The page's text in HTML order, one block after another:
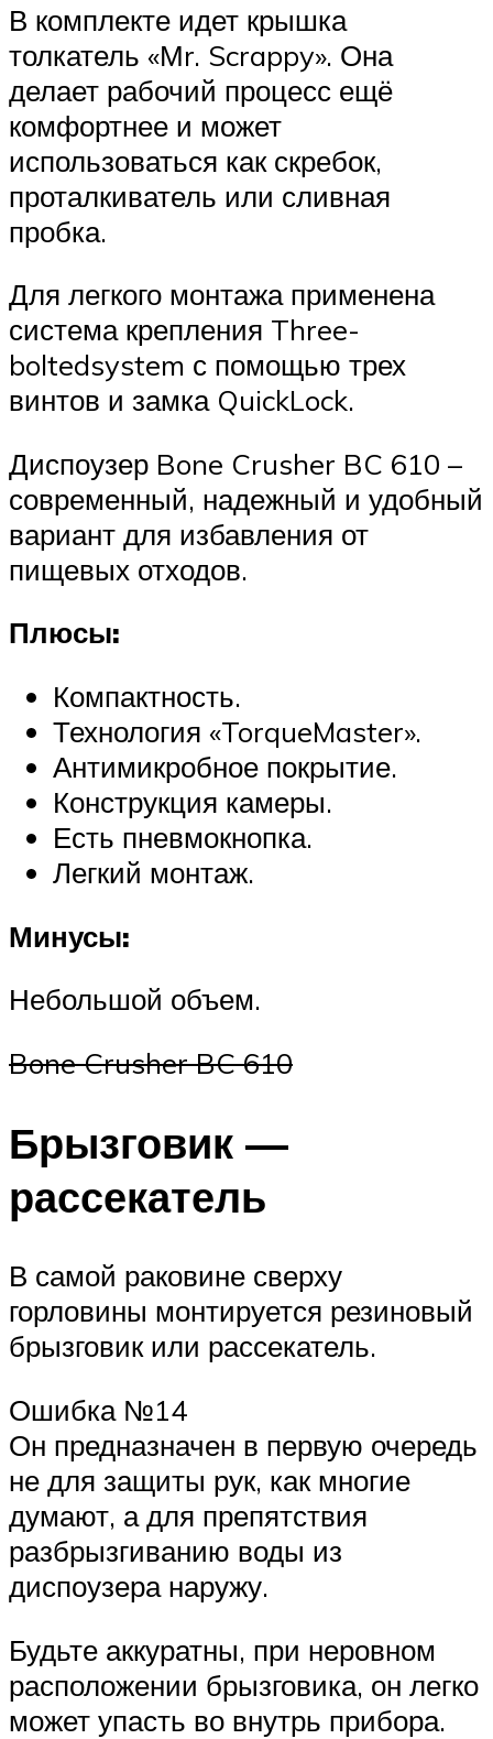
В комплекте идет крышка
толкатель «Мr. Scrappy». Она
делает рабочий процесс ещё
комфортнее и может
использоваться как скребок,
проталкиватель или сливная
пробка.
Для легкого монтажа применена
система крепления Three-
boltedsystem с помощью трех
винтов и замка QuickLock.
Диспоузер Bone Crusher BC 610 –
современный, надежный и удобный
вариант для избавления от
пищевых отходов.
Плюсы:
Компактность.
Технология «TorqueMaster».
Антимикробное покрытие.
Конструкция камеры.
Есть пневмокнопка.
Легкий монтаж.
Минусы:
Небольшой объем.
Bone Crusher BC 610
Брызговик —
рассекатель
В самой раковине сверху
горловины монтируется резиновый
брызговик или рассекатель.
Ошибка №14
Он предназначен в первую очередь
не для защиты рук, как многие
думают, а для препятствия
разбрызгиванию воды из
диспоузера наружу.
Будьте аккуратны, при неровном
расположении брызговика, он легко
может упасть во внутрь прибора.